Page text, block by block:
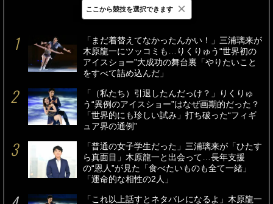
最新 24時間 週間
「まだ着替えてなかったんかい！」三浦璃来が
木原龍一にツッコミも…りくりゅう“世界初の
アイスショー”大成功の舞台裏「やりたいこと
をすべて詰め込んだ」
「（私たち）引退したんだっけ？」りくりゅ
う“異例のアイスショー”はなぜ画期的だった？
「世界的にも珍しい試み」打ち破った“フィギ
ュア界の通例”
「普通の女子学生だった」三浦璃来が「ひたす
ら真面目」木原龍一と出会って…長年支援
の“恩人”が見た「食べたいものも全て一緒」
「運命的な相性の2人」
「これ以上話すとネタバレになるよ」木原龍一
ここから競技を選択できます ×